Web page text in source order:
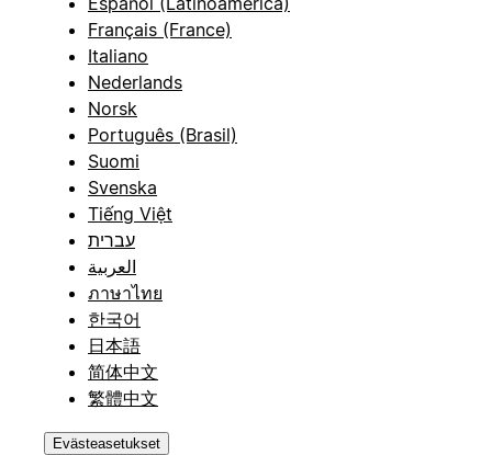
Français (France)
Italiano
Nederlands
Norsk
Português (Brasil)
Suomi
Svenska
Tiếng Việt
עברית
العربية
ภาษาไทย
한국어
日本語
简体中文
繁體中文
Evästeasetukset